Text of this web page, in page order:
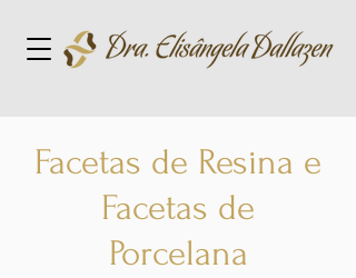
Facetas de Resina e
Facetas de
Porcelana